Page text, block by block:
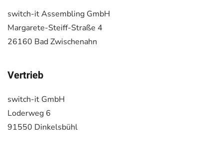
switch-it Assembling GmbH
Margarete-Steiff-Straße 4
26160 Bad Zwischenahn
Vertrieb
switch-it GmbH
Loderweg 6
91550 Dinkelsbühl